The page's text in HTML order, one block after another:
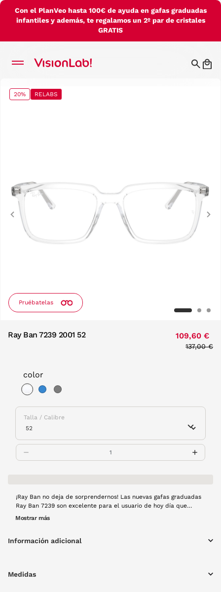
Con el PlanVeo hasta 100€ de ayuda en gafas graduadas
infantiles y además, te regalamos un 2º par de cristales
GRATIS
20% RELABS
Pruébatelas
Previous
Ray Ban 7239 2001 52 109,60 €
Price
137,00 €
color
Talla / Calibre
¡Ray Ban no deja de sorprendernos! Las nuevas gafas graduadas
Ray Ban 7239 son excelente para el usuario de hoy día que
busca una gafa perfecta para cualquier tarea y en cualquier
Mostrar más
Información adicional
Medidas